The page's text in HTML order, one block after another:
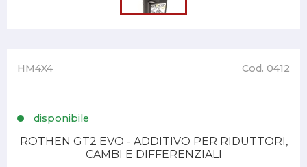
HM4X4 Cod. 0412
disponibile
ROTHEN GT2 EVO - ADDITIVO PER RIDUTTORI,
CAMBI E DIFFERENZIALI